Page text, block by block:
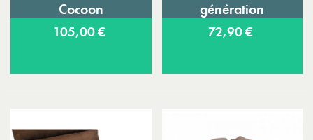
Cocoon
105,00 €
génération
72,90 €